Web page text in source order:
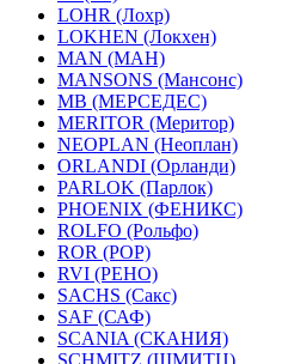
LOHR (Лохр)
LOKHEN (Локхен)
MAN (МАН)
MANSONS (Мансонс)
MB (МЕРСЕДЕС)
MERITOR (Меритор)
NEOPLAN (Неоплан)
ORLANDI (Орланди)
PARLOK (Парлок)
PHOENIX (ФЕНИКС)
ROLFO (Рольфо)
ROR (РОР)
RVI (РЕНО)
SACHS (Сакс)
SAF (САФ)
SCANIA (СКАНИЯ)
SCHMITZ (ШМИТЦ)